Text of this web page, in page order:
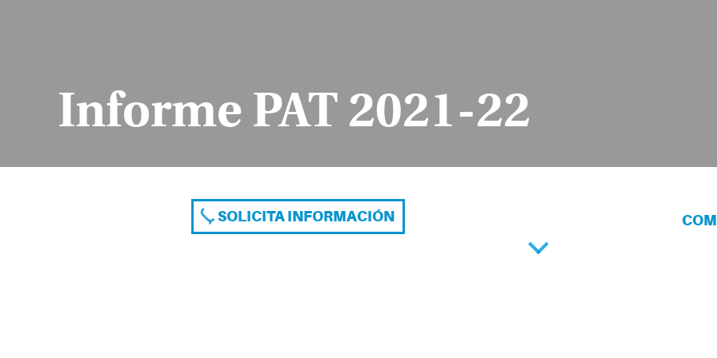
Informe PAT 2021-22
SOLICITA INFORMACIÓN